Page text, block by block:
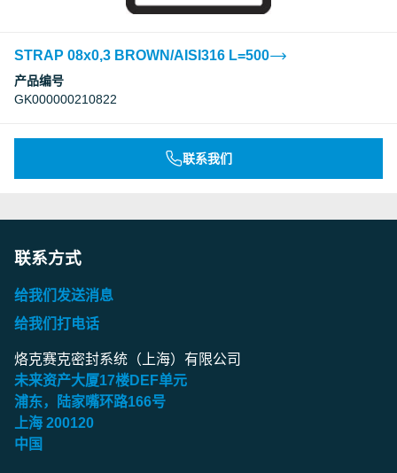
STRAP 08x0,3 BROWN/AISI316 L=500
产品编号
GK000000210822
联系我们
联系方式
给我们发送消息
给我们打电话
烙克赛克密封系统（上海）有限公司
未来资产大厦17楼DEF单元
浦东，陆家嘴环路166号
上海 200120
中国